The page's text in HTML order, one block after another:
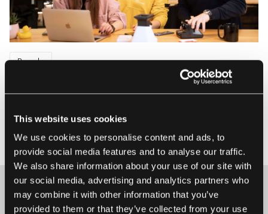
This website uses cookies
We use cookies to personalise content and ads, to
provide social media features and to analyse our traffic.
We also share information about your use of our site with
our social media, advertising and analytics partners who
may combine it with other information that you’ve
provided to them or that they’ve collected from your use
People
7 Möglichkeiten, jemandem zu helfen, der am
Arbeitsplatz keine Unterstützung anfragt
kann für manche schwierig sein. Wie unterstützt man
jemanden, der Schwierigkeiten hat, danach zu fragen? Bei
der Arbeit im Team ist es nicht immer einfach, Schritt zu
halten. Es gibt v...
7 März 2025 • Anna Elwart